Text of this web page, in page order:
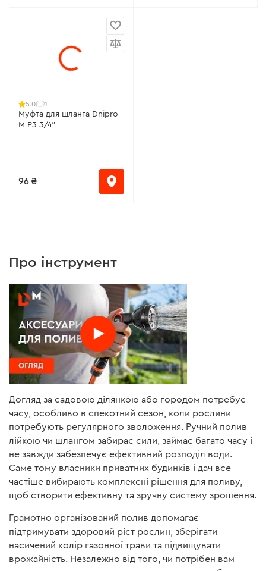
5.0 1
Муфта для шланга Dnipro-
M P3 3/4"
96 ₴
Про інструмент
Догляд за садовою ділянкою або городом потребує
часу, особливо в спекотний сезон, коли рослини
потребують регулярного зволоження. Ручний полив
лійкою чи шлангом забирає сили, займає багато часу і
не завжди забезпечує ефективний розподіл води.
Саме тому власники приватних будинків і дач все
частіше вибирають комплексні рішення для поливу,
щоб створити ефективну та зручну систему зрошення.
Грамотно організований полив допомагає
підтримувати здоровий ріст рослин, зберігати
насичений колір газонної трави та підвищувати
врожайність. Незалежно від того, чи потрібен вам